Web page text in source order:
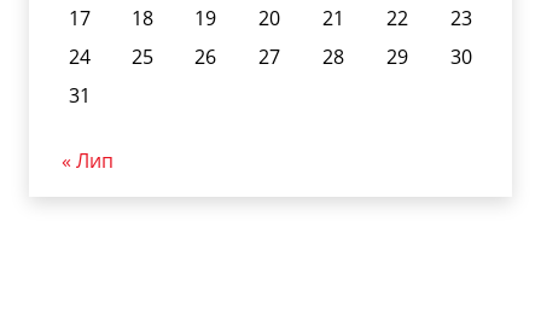
17
18 19 20 21 22
23
24
25 26 27 28 29
30
31
« Лип